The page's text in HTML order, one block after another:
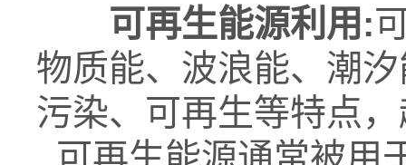
可再生能源利用:
物质能、波浪能、潮
污染、可再生等特点
可再生能源通常被用